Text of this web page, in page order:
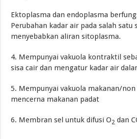
Ektoplasma dan endoplasma
Perubahan kadar air pada salah satu
menyebabkan aliran sitoplasma.
4. Mempunyai vakuola kontraktil
sisa cair dan mengatur kadar air
5. Mempunyai vakuola makanan/
mencerna makanan padat
6. Membran sel untuk difusi O2 dan